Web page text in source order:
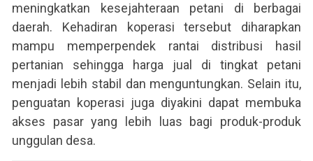
meningkatkan kesejahteraan petani di berbagai
daerah. Kehadiran koperasi tersebut diharapkan
mampu memperpendek rantai distribusi hasil
pertanian sehingga harga jual di tingkat petani
menjadi lebih stabil dan menguntungkan. Selain itu,
penguatan koperasi juga diyakini dapat membuka
akses pasar yang lebih luas bagi produk-produk
unggulan desa.